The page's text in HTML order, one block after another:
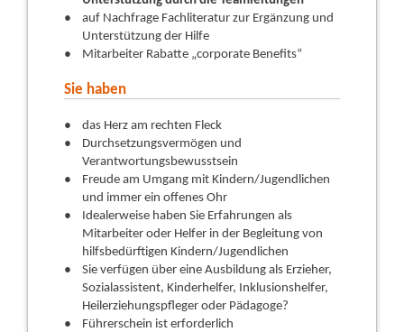
auf Nachfrage Fachliteratur zur Ergänzung und
Unterstützung der Hilfe
Mitarbeiter Rabatte „corporate Benefits“
Sie haben
das Herz am rechten Fleck
Durchsetzungsvermögen und
Verantwortungsbewusstsein
Freude am Umgang mit Kindern/Jugendlichen
und immer ein offenes Ohr
Idealerweise haben Sie Erfahrungen als
Mitarbeiter oder Helfer in der Begleitung von
hilfsbedürftigen Kindern/Jugendlichen
Sie verfügen über eine Ausbildung als Erzieher,
Sozialassistent, Kinderhelfer, Inklusionshelfer,
Heilerziehungspfleger oder Pädagoge?
Führerschein ist erforderlich